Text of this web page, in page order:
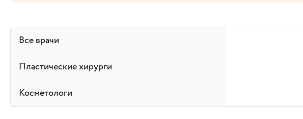
Все врачи
Пластические хирурги
Косметологи